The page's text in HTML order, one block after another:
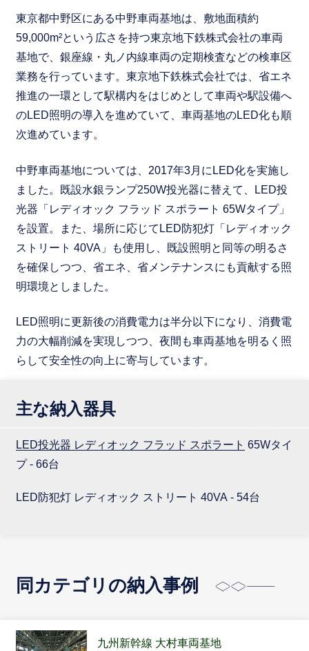
東京都中野区にある中野車両基地は、敷地面積約
59,000m²という広さを持つ東京地下鉄株式会社の車両
基地で、銀座線・丸ノ内線車両の定期検査などの検車区
業務を行っています。東京地下鉄株式会社では、省エネ
推進の一環として駅構内をはじめとして車両や駅設備へ
のLED照明の導入を進めていて、車両基地のLED化も順
次進めています。
中野車両基地については、2017年3月にLED化を実施し
ました。既設水銀ランプ250W投光器に替えて、LED投
光器「レディオック フラッド スポラート 65Wタイプ」
を設置。また、場所に応じてLED防犯灯「レディオック
ストリート 40VA」も使用し、既設照明と同等の明るさ
を確保しつつ、省エネ、省メンテナンスにも貢献する照
明環境としました。
LED照明に更新後の消費電力は半分以下になり、消費電
力の大幅削減を実現しつつ、夜間も車両基地を明るく照
らして安全性の向上に寄与しています。
主な納入器具
LED投光器 レディオック フラッド スポラート 65Wタイ
プ - 66台
LED防犯灯 レディオック ストリート 40VA - 54台
同カテゴリの納入事例
九州新幹線 大村車両基地